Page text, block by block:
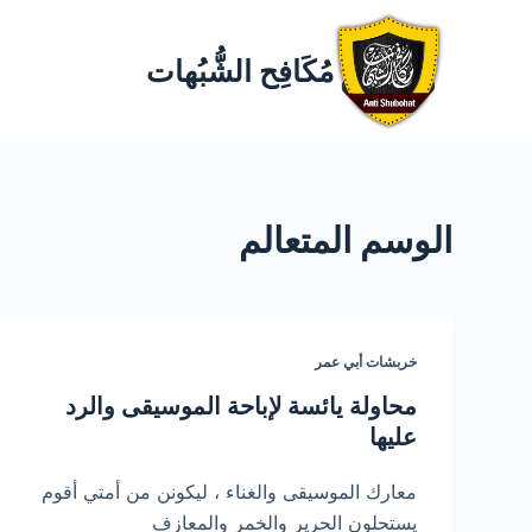
مُكَافِح الشُّبُهات
الوسم المتعالم
خربشات أبي عمر
محاولة يائسة لإباحة الموسيقى والرد
عليها
معارك الموسيقى والغناء ، ليكونن من أمتي أقوم
يستحلون الحرير والخمر والمعازف